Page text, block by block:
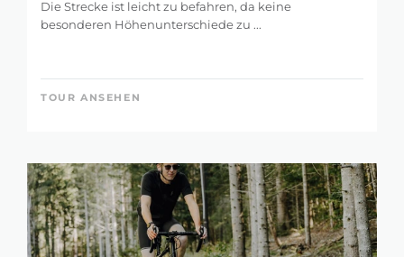
Die Strecke ist leicht zu befahren, da keine
besonderen Höhenunterschiede zu ...
TOUR ANSEHEN